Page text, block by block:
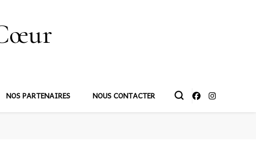
NOS PARTENAIRES NOUS CONTACTER